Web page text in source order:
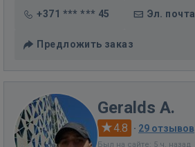
+371 *** *** 45 Эл. почта
Предложить заказ
Geralds A.
4.8 · 29 отзывов
Был на сайте: 5 ч. назад